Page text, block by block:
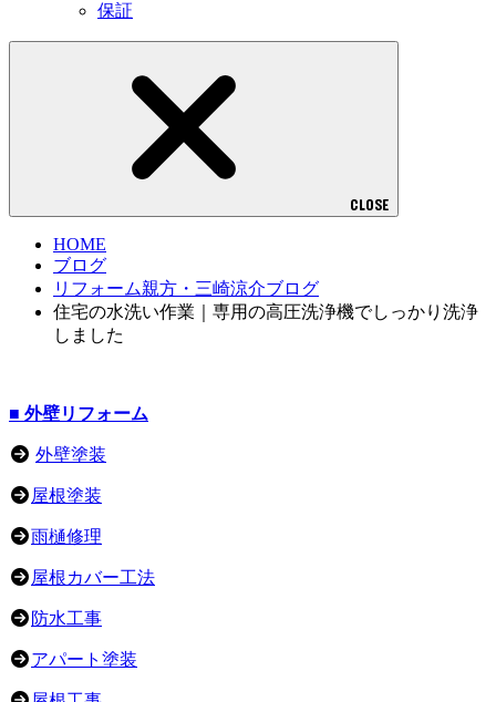
保証
CLOSE
HOME
ブログ
リフォーム親方・三崎涼介ブログ
住宅の水洗い作業｜専用の高圧洗浄機でしっかり洗浄
しました
■ 外壁リフォーム
外壁塗装
屋根塗装
雨樋修理
屋根カバー工法
防水工事
アパート塗装